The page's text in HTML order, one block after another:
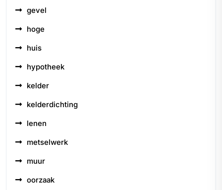
gevel
hoge
huis
hypotheek
kelder
kelderdichting
lenen
metselwerk
muur
oorzaak